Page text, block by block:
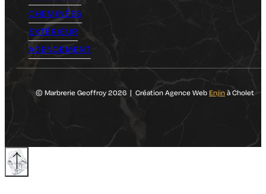
CHEMINÉES
EXTÉRIEUR
AGENCEMENT
© Marbrerie Geoffroy 2026 | Création Agence Web Enjin à Cholet